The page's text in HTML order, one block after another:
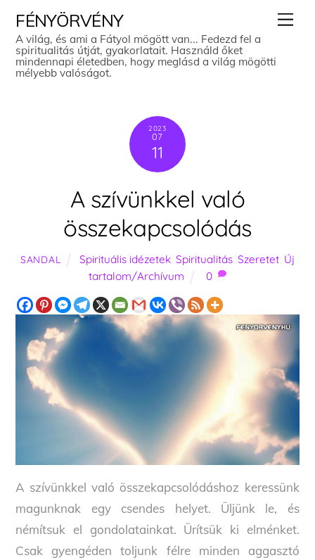
content
FÉNYÖRVÉNY
A világ, és ami a Fátyol mögött van... Fedezd fel a
spiritualitás útját, gyakorlatait. Használd őket
mindennapi életedben, hogy meglásd a világ mögötti
mélyebb valóságot.
2023
07
11
A szívünkkel való
összekapcsolódás
SANDAL Spirituális idézetek, Spiritualitás, Szeretet, Új
tartalom/Archívum
0
A szívünkkel való összekapcsolódáshoz keressünk
magunknak egy csendes helyet. Üljünk le, és
némítsuk el gondolatainkat. Ürítsük ki elménket.
Csak gyengéden toljunk félre minden aggasztó